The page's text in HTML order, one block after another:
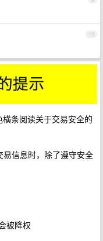
10
条阅读关于交易安全的
信息时，除了遵守安全
被降权